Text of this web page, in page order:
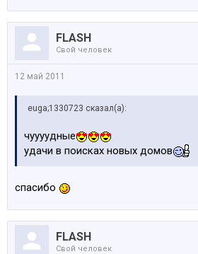
FLASH
Свой человек
12 май 2011
euga;1330723 сказал(а):
чуууудные
удачи в поисках новых домов
спасибо
FLASH
Свой человек